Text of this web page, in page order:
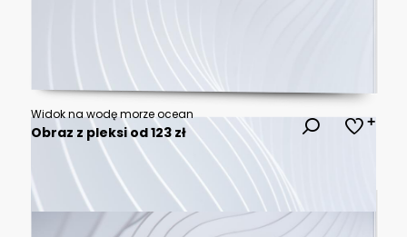
Widok na wodę morze ocean
Obraz z pleksi od 123 zł